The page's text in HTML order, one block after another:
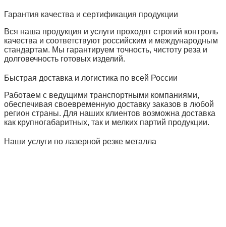
Гарантия качества и сертификация продукции
Вся наша продукция и услуги проходят строгий контроль
качества и соответствуют российским и международным
стандартам. Мы гарантируем точность, чистоту реза и
долговечность готовых изделий.
Быстрая доставка и логистика по всей России
Работаем с ведущими транспортными компаниями,
обеспечивая своевременную доставку заказов в любой
регион страны. Для наших клиентов возможна доставка
как крупногабаритных, так и мелких партий продукции.
Наши услуги по лазерной резке металла